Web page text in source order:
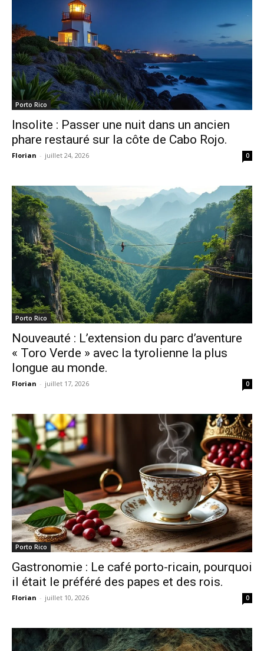
Porto Rico
Insolite : Passer une nuit dans un ancien
phare restauré sur la côte de Cabo Rojo.
Florian - juillet 24, 2026 0
Porto Rico
Nouveauté : L’extension du parc d’aventure
« Toro Verde » avec la tyrolienne la plus
longue au monde.
Florian - juillet 17, 2026 0
Porto Rico
Gastronomie : Le café porto-ricain, pourquoi
il était le préféré des papes et des rois.
Florian - juillet 10, 2026 0